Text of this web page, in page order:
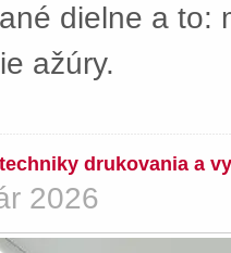
dielne a to:
ažúry.
drukovania a
2026